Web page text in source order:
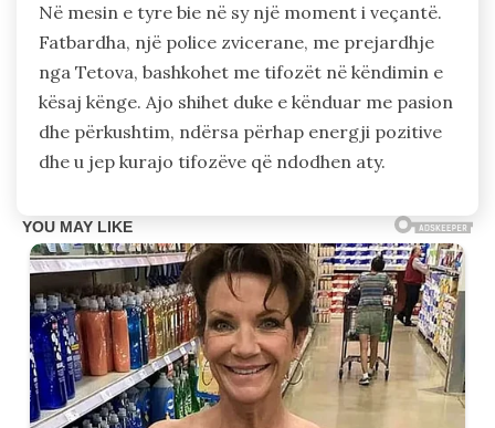
Në mesin e tyre bie në sy një moment i veçantë.
Fatbardha, një police zvicerane, me prejardhje
nga Tetova, bashkohet me tifozët në këndimin e
kësaj kënge. Ajo shihet duke e kënduar me pasion
dhe përkushtim, ndërsa përhap energji pozitive
dhe u jep kurajo tifozëve që ndodhen aty.